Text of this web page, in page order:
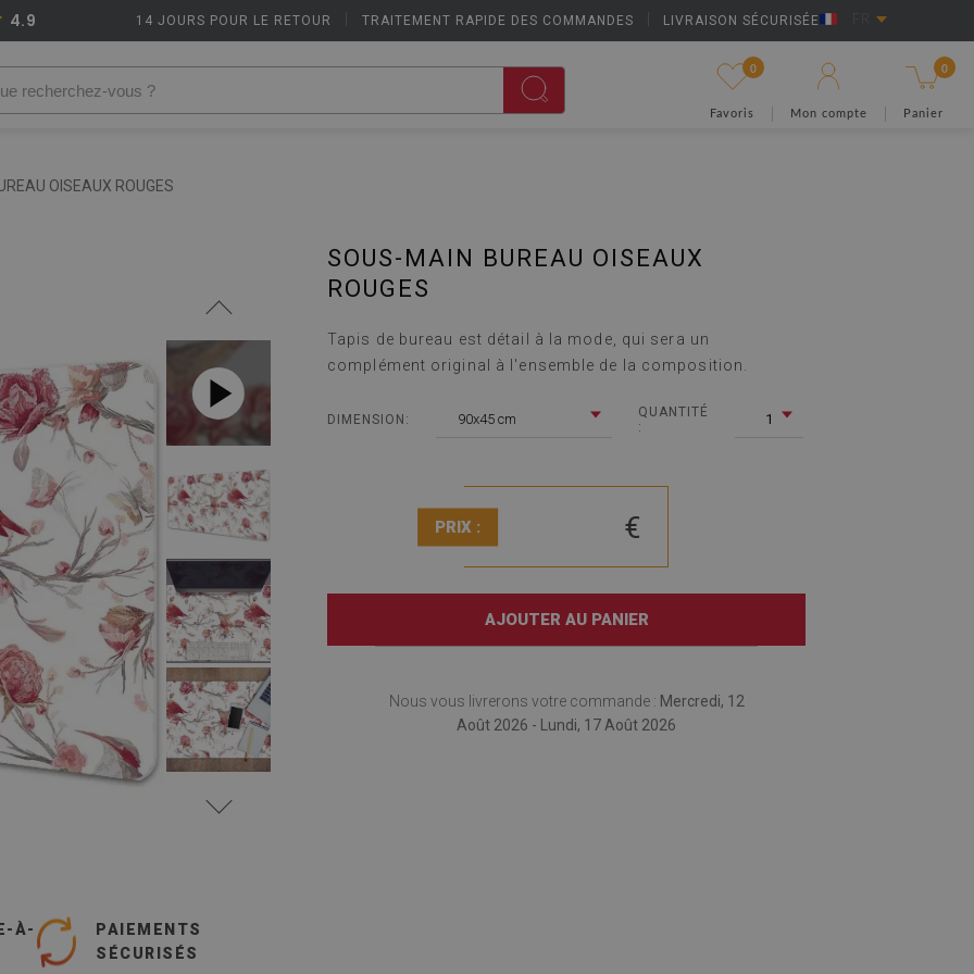
14 JOURS POUR LE RETOUR TRAITEMENT RAPIDE DES COMMANDES LIVRAISON SÉCURISÉE
4.9
0
Favoris Mon compte
0
Panier
OISEAUX ROUGES
À-
PAIEMENTS
SÉCURISÉS
SOUS-MAIN BUREAU OISEAUX
ROUGES
Tapis de bureau est détail à la mode, qui sera un
complément original à l'ensemble de la composition.
DIMENSION: 90x45 cm
QUANTITÉ
:
1
PRIX : €
AJOUTER AU PANIER
Nous vous livrerons votre commande : Mercredi, 12
Août 2026 - Lundi, 17 Août 2026